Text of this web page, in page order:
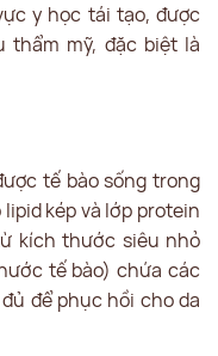
y học tái tạo, được
thẩm mỹ, đặc biệt là
tế bào sống trong
kép và lớp protein
kích thước siêu nhỏ
tế bào) chứa các
để phục hồi cho da